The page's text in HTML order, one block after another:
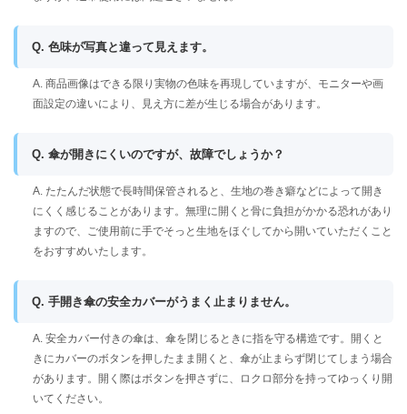
Q. 色味が写真と違って見えます。
A. 商品画像はできる限り実物の色味を再現していますが、モニターや画
面設定の違いにより、見え方に差が生じる場合があります。
Q. 傘が開きにくいのですが、故障でしょうか？
A. たたんだ状態で長時間保管されると、生地の巻き癖などによって開き
にくく感じることがあります。無理に開くと骨に負担がかかる恐れがあり
ますので、ご使用前に手でそっと生地をほぐしてから開いていただくこと
をおすすめいたします。
Q. 手開き傘の安全カバーがうまく止まりません。
A. 安全カバー付きの傘は、傘を閉じるときに指を守る構造です。開くと
きにカバーのボタンを押したまま開くと、傘が止まらず閉じてしまう場合
があります。開く際はボタンを押さずに、ロクロ部分を持ってゆっくり開
いてください。